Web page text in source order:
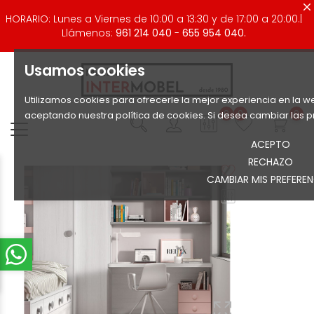
Usamos cookies
Utilizamos cookies para ofrecerle la mejor experiencia en la
aceptando nuestra política de cookies. Si desea cambiar las
ACEPTO
RECHAZO
CAMBIAR MIS
HORARIO: Lunes a Viernes de 10:00 a 13:30 y de 17:00 a 20:00.|
Llámenos: 961 214 040 - 655 954 040.
0 0 0